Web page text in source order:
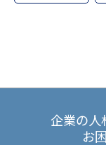
企業の人
お